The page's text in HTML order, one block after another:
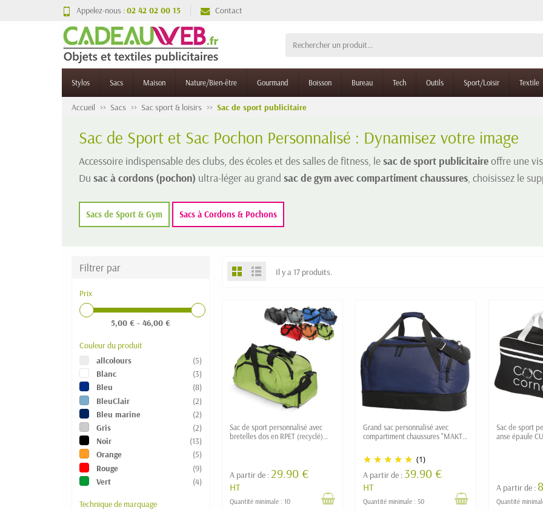
Appelez-nous :02 42 02 00 15 Contact
Stylos Sacs Maison Nature/Bien-être Gourmand Boisson Bureau Tech Outils Sport/Loisir Textile
Accueil Sacs Sac sport & loisirs Sac de sport publicitaire
Sac de Sport et Sac Pochon Personnalisé : Dynamisez votre image
Accessoire indispensable des clubs, des écoles et des salles de fitness, lesac de sport publicitaireoffre une
Du sac à cordons (pochon) ultra-léger au grand sac de gym avec compartiment chaussures , choisissez le
Sacs de Sport & Gym Sacs à Cordons & Pochons
Filtrer par
Prix
5,00 € - 46,00 €
Couleur du produit
allcolours
(5)
Blanc
(3)
Bleu
(8)
BleuClair
(2)
Bleu marine
(2)
Gris
(2)
Noir
(13)
Orange
(5)
Rouge
(9)
Vert
(4)
Technique de marquage
Il y a 17 produits.
Sac de sport personnalisé avec
bretelles dos en RPET (recyclé)
A partir de :29.90 €
HT
Quantité minimale : 10
Grand sac personnalisé avec
compartiment chaussures "MAKTA"
(1)
A partir de : 39.90 €
HT
Quantité minimale : 50
Sac de sport
anse épaule
A partir de :
Quantité